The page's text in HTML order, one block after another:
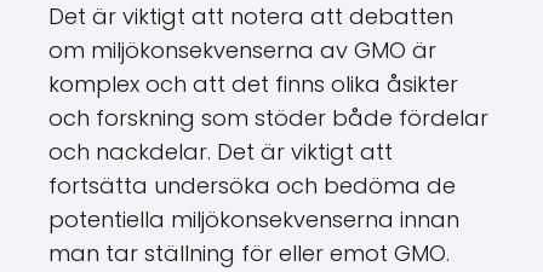
Det är viktigt att notera att debatten
om miljökonsekvenserna av GMO är
komplex och att det finns olika åsikter
och forskning som stöder både fördelar
och nackdelar. Det är viktigt att
fortsätta undersöka och bedöma de
potentiella miljökonsekvenserna innan
man tar ställning för eller emot GMO.